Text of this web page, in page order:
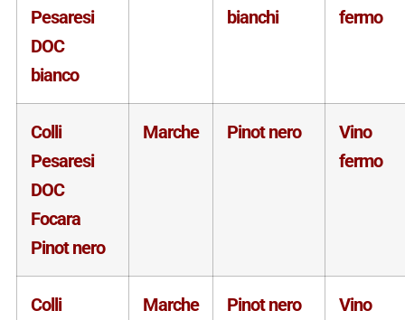
Pesaresi
DOC
bianco
bianchi
fermo
Colli
Pesaresi
DOC
Focara
Pinot nero
Marche Pinot nero
Vino
fermo
Colli
Marche Pinot nero
Vino